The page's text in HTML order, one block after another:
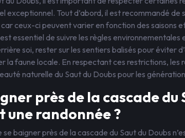
exceptionnel. Tout d’abord, il est recommandé de
ceux-ci peuvent varier en fonction des saisons
essentiel de suivre les règles environnementales
soi, rester sur les sentiers balisés pour éviter
la faune locale. En respectant ces restrictions, les
naturelle du Saut du Doubs pour les
près de la cascade du
une randonnée ?
baigner près de la cascade du Saut du Doubs